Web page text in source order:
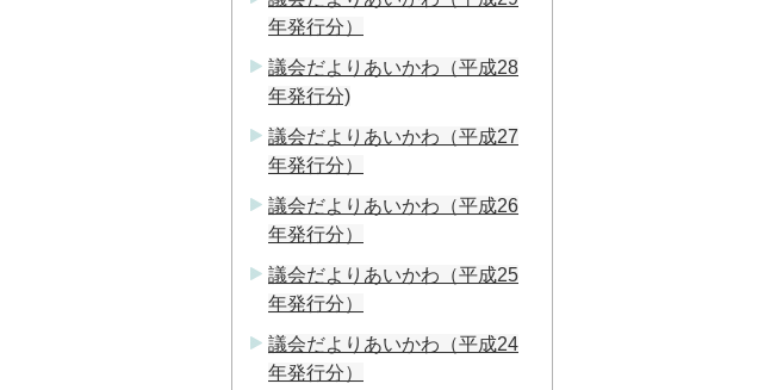
年発行分）
議会だよりあいかわ（平成28
年発行分)
議会だよりあいかわ（平成27
年発行分）
議会だよりあいかわ（平成26
年発行分）
議会だよりあいかわ（平成25
年発行分）
議会だよりあいかわ（平成24
年発行分）